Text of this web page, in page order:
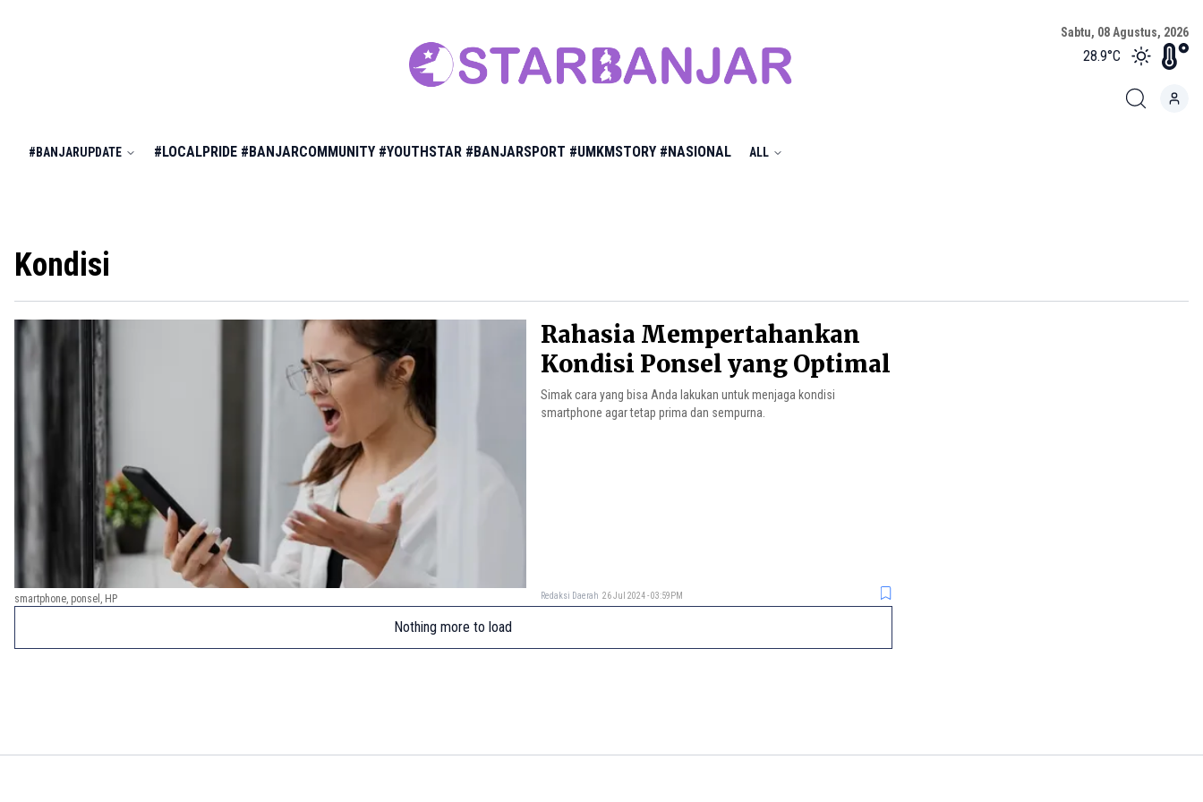
Sabtu, 08 Agustus, 2026
28.9°C
#BANJARUPDATE #LOCALPRIDE #BANJARCOMMUNITY #YOUTHSTAR #BANJARSPORT #UMKMSTORY #NASIONAL ALL
Kondisi
Rahasia Mempertahankan
Kondisi Ponsel yang Optimal
Simak cara yang bisa Anda lakukan untuk menjaga kondisi
smartphone agar tetap prima dan sempurna.
Redaksi Daerah 26 Jul 2024 - 03:59PM
smartphone, ponsel, HP
Nothing more to load